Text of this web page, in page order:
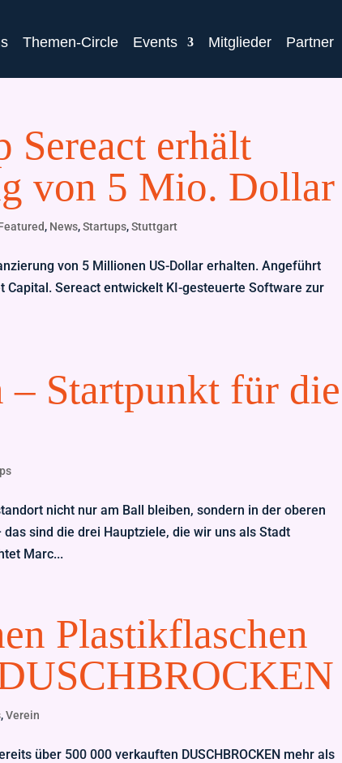
Themen-Circle Events Mitglieder Partner
Sereact erhält
von 5 Mio. Dollar
, News,Startups,Stuttgart
von 5 Millionen US-Dollar erhalten. Angeführt
Sereact entwickelt KI-gesteuerte Software zur
– Startpunkt für die
nicht nur am Ball bleiben, sondern in der oberen
sind die drei Hauptziele, die wir uns als Stadt
Marc...
Plastikflaschen
,Verein
über 500 000 verkauften DUSCHBROCKEN mehr als